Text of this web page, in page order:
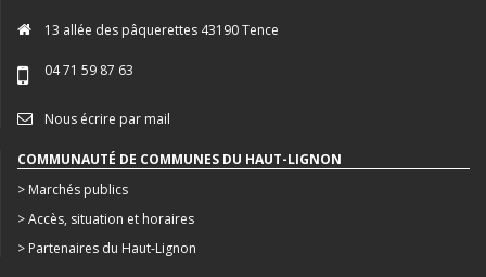
13 allée des pâquerettes 43190 Tence
04 71 59 87 63
Nous écrire par mail
COMMUNAUTÉ DE COMMUNES DU HAUT-LIGNON
> Marchés publics
> Accès, situation et horaires
> Partenaires du Haut-Lignon